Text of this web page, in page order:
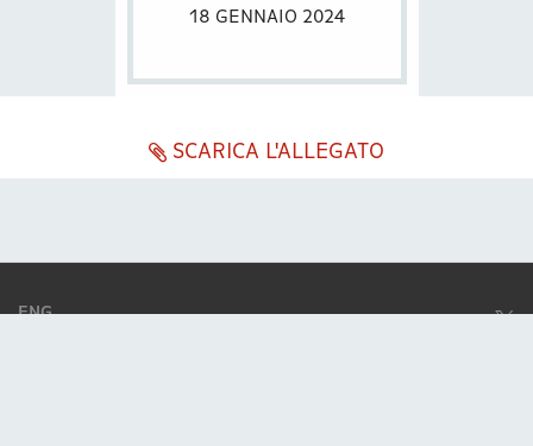
18 GENNAIO 2024
SCARICA L'ALLEGATO
ENG